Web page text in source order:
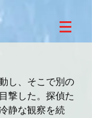
し、そこで別の
撃した。探偵た
静な観察を続